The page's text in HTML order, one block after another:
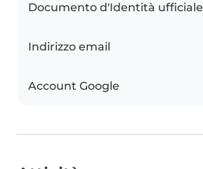
Documento d'Identità ufficiale
Indirizzo email
Account Google